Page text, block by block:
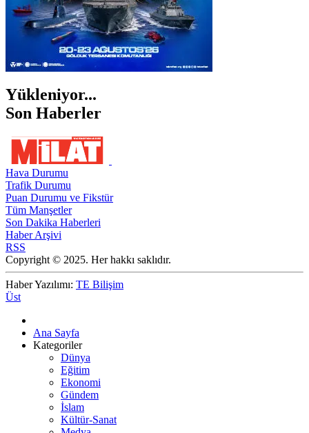
Yükleniyor...
Son Haberler
Hava Durumu
Trafik Durumu
Puan Durumu ve Fikstür
Tüm Manşetler
Son Dakika Haberleri
Haber Arşivi
RSS
Copyright © 2025. Her hakkı saklıdır.
Haber Yazılımı: TE Bilişim
Üst
Ana Sayfa
Kategoriler
Dünya
Eğitim
Ekonomi
Gündem
İslam
Kültür-Sanat